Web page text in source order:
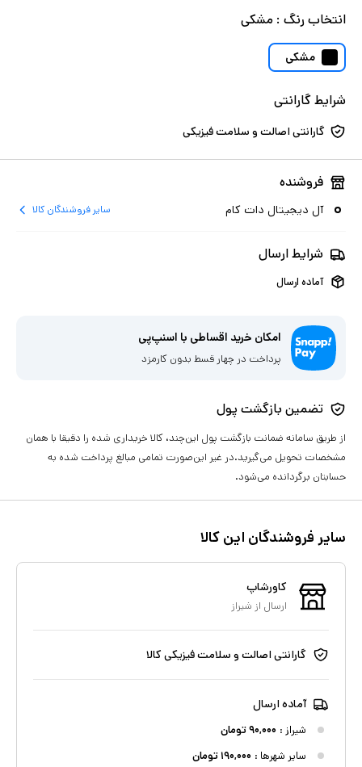
انتخابرنگ : مشکی
مشکی
شرایط گارانتی
گارانتی اصالت و سلامت فیزیکی
فروشنده
آل دیجیتال دات کام سایر فروشندگان کالا
شرایط ارسال
آماده ارسال
امکان خرید اقساطی با اسنپ‌پی
پرداخت در چهار قسط بدون کارمزد
تضمین بازگشت پول
از طریق سامانه ضمانت بازگشت پول این‌چند، کالا خریداری شده را دقیقا با همان
مشخصات تحویل می‌گیرید.در غیر این‌صورت تمامی مبالغ پرداخت شده به
حسابتان برگردانده می‌شود.
سایر فروشندگان این کالا
کاورشاپ
ارسال از شیراز
گارانتی اصالت و سلامت فیزیکی کالا
آماده ارسال
شیراز : ۹۰,۰۰۰تومان
سایر شهرها : ۱۹۰,۰۰۰تومان